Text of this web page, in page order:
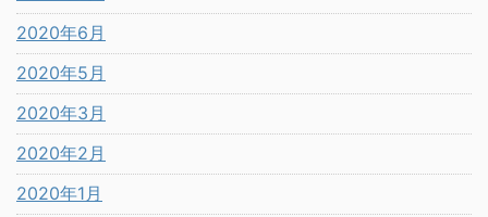
2020年6月
2020年5月
2020年3月
2020年2月
2020年1月